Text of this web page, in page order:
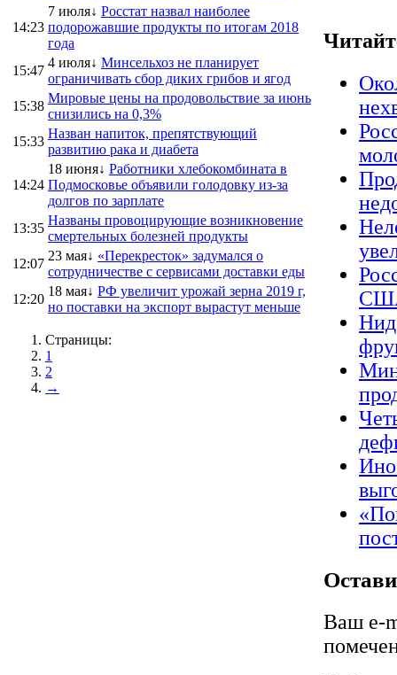
14:23
7 июля↓ Росстат назвал наиболее
подорожавшие продукты по итогам 2018
года
15:47
4 июля↓ Минсельхоз не планирует
ограничивать сбор диких грибов и ягод
15:38
Мировые цены на продовольствие за июнь
снизились на 0,3%
15:33
Назван напиток, препятствующий
развитию рака и диабета
14:24
18 июня↓ Работники хлебокомбината в
Подмосковье объявили голодовку из-за
долгов по зарплате
13:35
Названы провоцирующие возникновение
смертельных болезней продукты
12:07
23 мая↓ «Перекресток» задумался о
сотрудничестве с сервисами доставки еды
12:20
18 мая↓ РФ увеличит урожай зерна 2019 г,
но поставки на экспорт вырастут меньше
Страницы:
1
2
→
Ваш e-